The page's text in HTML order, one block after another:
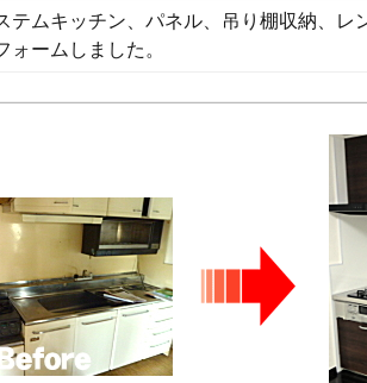
テムキッチン、パネル、吊り棚収納、レ
ォームしました。